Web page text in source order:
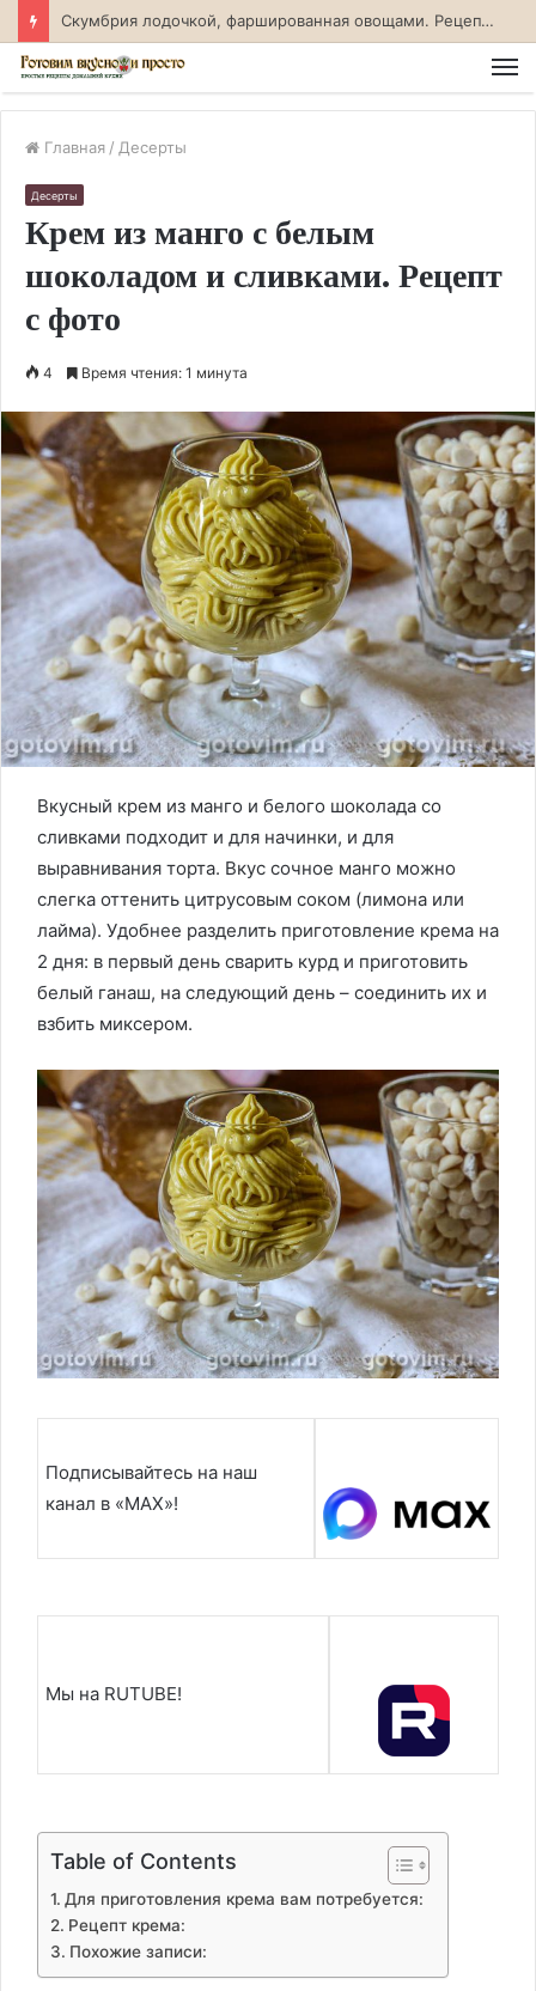
Скумбрия лодочкой, фаршированная овощами. Рецепт с фото
Главная / Десерты
Десерты
Крем из манго с белым
шоколадом и сливками. Рецепт
с фото
4 Время чтения: 1 минута
Вкусный крем из манго и белого шоколада со
сливками подходит и для начинки, и для
выравнивания торта. Вкус сочное манго можно
слегка оттенить цитрусовым соком (лимона или
лайма). Удобнее разделить приготовление крема на
2 дня: в первый день сварить курд и приготовить
белый ганаш, на следующий день – соединить их и
взбить миксером.
Подписывайтесь на наш
канал в «MAX»!
Мы на RUTUBE!
Table of Contents
Для приготовления крема вам потребуется:
Рецепт крема:
Похожие записи: